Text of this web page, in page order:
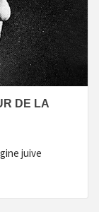
DE LA
juive